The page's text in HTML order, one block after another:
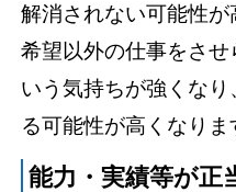
解消されない可能性が
希望以外の仕事をさ
いう気持ちが強くな
る可能性が高くなりま
能力・実績等が正